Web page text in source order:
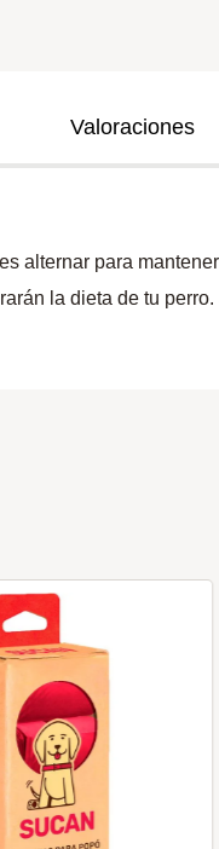
Valoraciones
alternar para
la dieta de tu